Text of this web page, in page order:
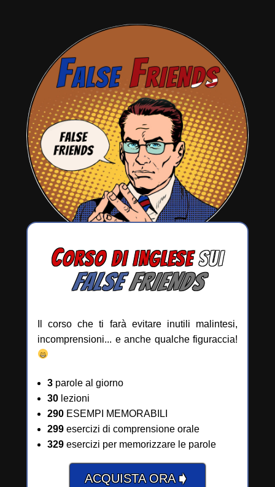
CORSO DI INGLESESUI
FALSEFRIENDS
Il corso che ti farà evitare inutili malintesi,
incomprensioni... e anche qualche figuraccia!
3 parole al giorno
30 lezioni
290 ESEMPI MEMORABILI
299 esercizi di comprensione orale
329 esercizi per memorizzare le parole
ACQUISTA ORA➧